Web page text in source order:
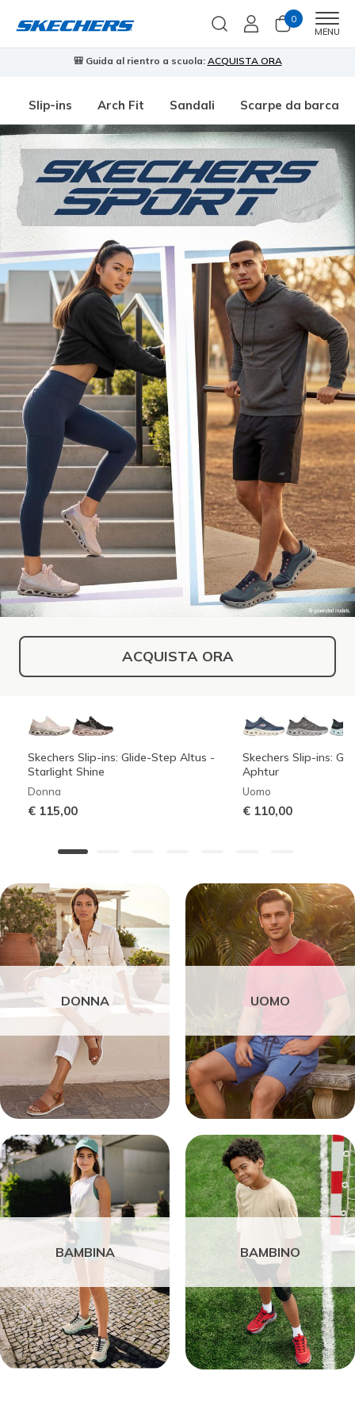
0
MENU
🎒 Guida al rientro a scuola: ACQUISTA ORA
Slip-ins Arch Fit Sandali Scarpe da barca
ACQUISTA ORA
Skechers Slip-ins: Glide-Step Altus -
Starlight Shine
Donna
€ 115,00
Skechers Slip-ins:
Aphtur
Uomo
€ 110,00
DONNA UOMO
BAMBINA BAMBINO